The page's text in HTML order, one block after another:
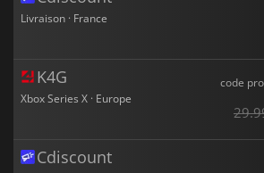
Livraison · France
K4G
Xbox Series X · Europe
code
Cdiscount